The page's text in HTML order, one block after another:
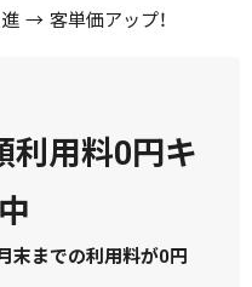
→ 客単価アップ！
利用料0円キ
末までの利用料が0円